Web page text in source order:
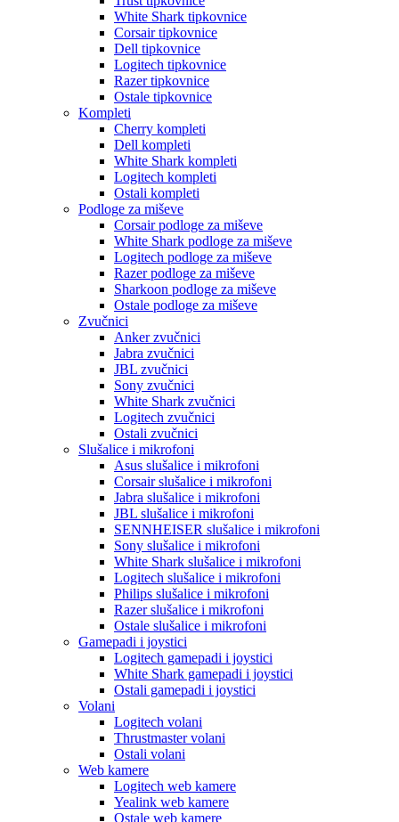
White Shark tipkovnice
Corsair tipkovnice
Dell tipkovnice
Logitech tipkovnice
Razer tipkovnice
Ostale tipkovnice
Kompleti
Cherry kompleti
Dell kompleti
White Shark kompleti
Logitech kompleti
Ostali kompleti
Podloge za miševe
Corsair podloge za miševe
White Shark podloge za miševe
Logitech podloge za miševe
Razer podloge za miševe
Sharkoon podloge za miševe
Ostale podloge za miševe
Zvučnici
Anker zvučnici
Jabra zvučnici
JBL zvučnici
Sony zvučnici
White Shark zvučnici
Logitech zvučnici
Ostali zvučnici
Slušalice i mikrofoni
Asus slušalice i mikrofoni
Corsair slušalice i mikrofoni
Jabra slušalice i mikrofoni
JBL slušalice i mikrofoni
SENNHEISER slušalice i mikrofoni
Sony slušalice i mikrofoni
White Shark slušalice i mikrofoni
Logitech slušalice i mikrofoni
Philips slušalice i mikrofoni
Razer slušalice i mikrofoni
Ostale slušalice i mikrofoni
Gamepadi i joystici
Logitech gamepadi i joystici
White Shark gamepadi i joystici
Ostali gamepadi i joystici
Volani
Logitech volani
Thrustmaster volani
Ostali volani
Web kamere
Logitech web kamere
Yealink web kamere
Ostale web kamere